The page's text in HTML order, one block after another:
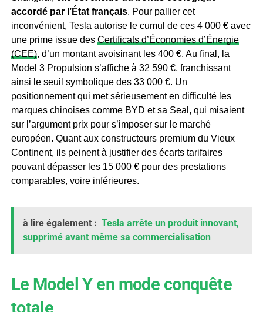
accordé par l’État français. Pour pallier cet
inconvénient, Tesla autorise le cumul de ces 4 000 € avec
une prime issue des Certificats d’Économies d’Énergie
(CEE), d’un montant avoisinant les 400 €. Au final, la
Model 3 Propulsion s’affiche à 32 590 €, franchissant
ainsi le seuil symbolique des 33 000 €. Un
positionnement qui met sérieusement en difficulté les
marques chinoises comme BYD et sa Seal, qui misaient
sur l’argument prix pour s’imposer sur le marché
européen. Quant aux constructeurs premium du Vieux
Continent, ils peinent à justifier des écarts tarifaires
pouvant dépasser les 15 000 € pour des prestations
comparables, voire inférieures.
à lire également : Tesla arrête un produit innovant,
supprimé avant même sa commercialisation
Le Model Y en mode conquête
totale